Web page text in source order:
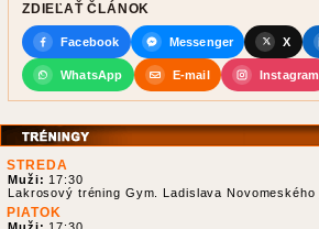
ZDIEĽAŤ ČLÁNOK
Facebook Messenger X
WhatsApp E-mail Instagram
STREDA
Muži: 17:30
Lakrosový tréning Gym. Ladislava Novomeského
PIATOK